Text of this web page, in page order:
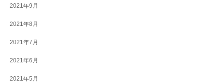
2021年9月
2021年8月
2021年7月
2021年6月
2021年5月